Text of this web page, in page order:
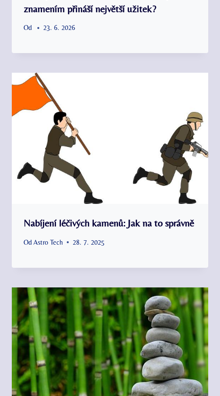
znamením přináší největší užitek?
Od 23. 6. 2026
Nabíjení léčivých kamenů: Jak na to správně
Od Astro Tech 28. 7. 2025